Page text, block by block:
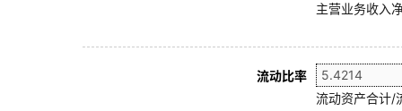
主营业务收入
流动比率
流动资产合计/